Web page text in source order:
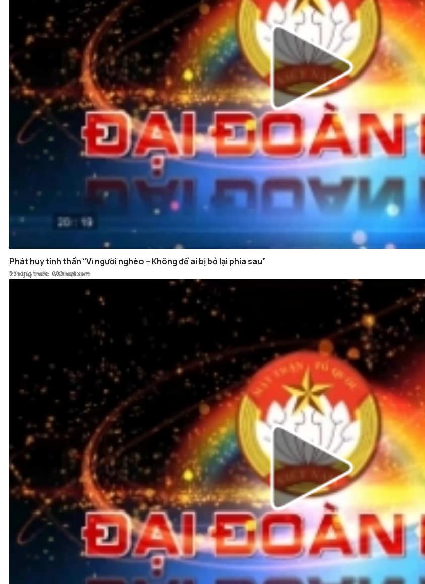
Hiệu quả từ mô hình Kết nối số
27 ngày trước 439 lượt xem
Phát huy tinh thần “Vì người nghèo – Không để ai bị bỏ lại phía sau”
5 tháng trước 680 lượt xem